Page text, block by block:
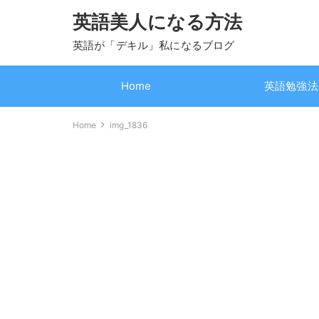
英語美人になる方法
英語が「デキル」私になるブログ
Home 英語勉強法
Home img_1836